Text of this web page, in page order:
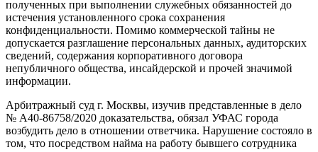
полученных при выполнении служебных обязанностей до
истечения установленного срока сохранения
конфиденциальности. Помимо коммерческой тайны не
допускается разглашение персональных данных, аудиторских
сведений, содержания корпоративного договора
непубличного общества, инсайдерской и прочей значимой
информации.
Арбитражный суд г. Москвы, изучив представленные в дело
№ А40-86758/2020 доказательства, обязал УФАС города
возбудить дело в отношении ответчика. Нарушение состояло в
том, что посредством найма на работу бывшего сотрудника